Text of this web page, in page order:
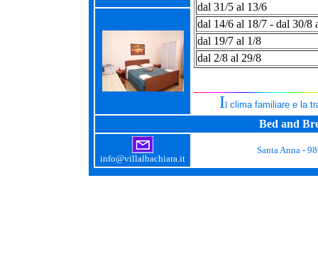
dal 31/5 al 13/6
dal 14/6 al 18/7 - dal 30/8
dal 19/7 al 1/8
dal 2/8 al 29/8
Il clima familiare e la
Bed and
info@villalbachiara.it
Santa Anna -